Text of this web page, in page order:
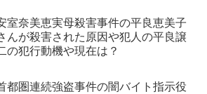
室奈美恵実母殺害事件の平良恵美子
んが殺害された原因や犯人の平良譲
の犯行動機や現在は？
都圏連続強盗事件の闇バイト指示役